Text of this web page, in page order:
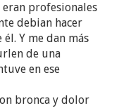
eran profesionales
debian hacer
Y me dan más
de una
en ese
bronca y dolor